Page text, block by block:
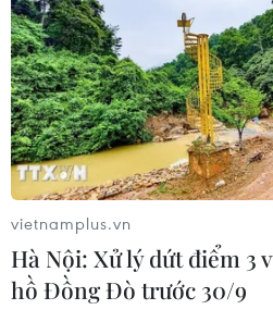
TIN LIÊN QUAN
vietnamplus.vn
Hà Nội: Xử lý dứt điểm 3
hồ Đồng Đò trước 30/9